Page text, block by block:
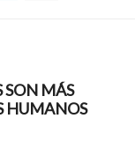
SON MÁS
HUMANOS